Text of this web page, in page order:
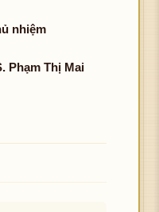
nhiệm
Phạm Thị Mai